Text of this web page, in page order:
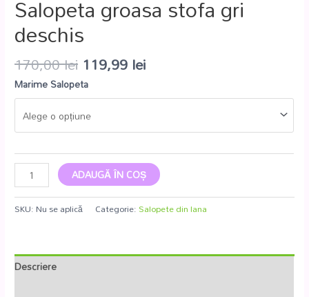
Salopeta groasa stofa gri
deschis
170,00lei 119,99 lei
Marime Salopeta
ADAUGĂ ÎN COȘ
SKU: Nu se aplică Categorie:Salopete din lana
Descriere